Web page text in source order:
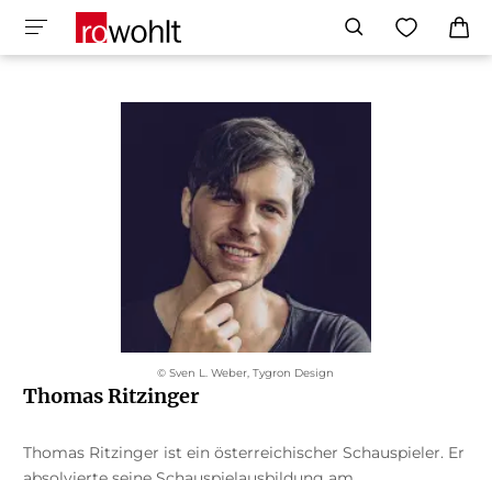
© Sven L. Weber, Tygron Design
Thomas Ritzinger
Thomas Ritzinger ist ein österreichischer Schauspieler. Er